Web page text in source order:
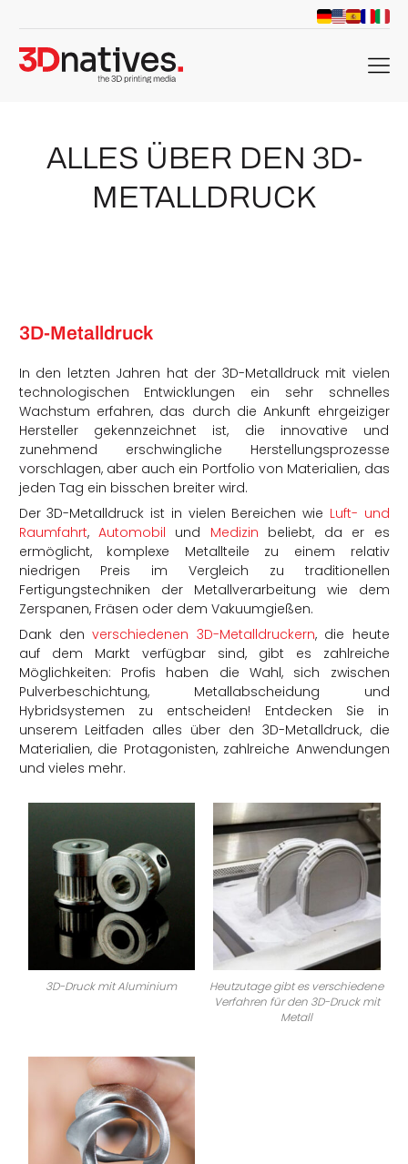
menu
ALLES ÜBER DEN 3D-
METALLDRUCK
3D-Metalldruck
In den letzten Jahren hat der 3D-Metalldruck mit vielen
technologischen Entwicklungen ein sehr schnelles
Wachstum erfahren, das durch die Ankunft ehrgeiziger
Hersteller gekennzeichnet ist, die innovative und
zunehmend erschwingliche Herstellungsprozesse
vorschlagen, aber auch ein Portfolio von Materialien, das
jeden Tag ein bisschen breiter wird.
Der 3D-Metalldruck ist in vielen Bereichen wie Luft- und
Raumfahrt, Automobil und Medizin beliebt, da er es
ermöglicht, komplexe Metallteile zu einem relativ
niedrigen Preis im Vergleich zu traditionellen
Fertigungstechniken der Metallverarbeitung wie dem
Zerspanen, Fräsen oder dem Vakuumgießen.
Dank den verschiedenen 3D-Metalldruckern, die heute
auf dem Markt verfügbar sind, gibt es zahlreiche
Möglichkeiten: Profis haben die Wahl, sich zwischen
Pulverbeschichtung, Metallabscheidung und
Hybridsystemen zu entscheiden! Entdecken Sie in
unserem Leitfaden alles über den 3D-Metalldruck, die
Materialien, die Protagonisten, zahlreiche Anwendungen
und vieles mehr.
3D-Druck mit Aluminium
Heutzutage gibt es verschiedene
Verfahren für den 3D-Druck mit
Metall